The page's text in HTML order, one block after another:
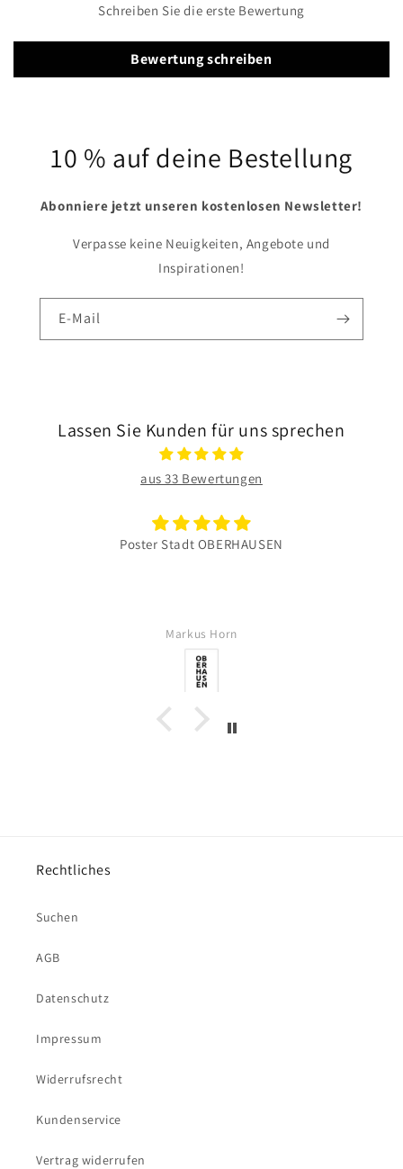
Schreiben Sie die erste Bewertung
Bewertung schreiben
10 % auf deine Bestellung
Abonniere jetzt unseren kostenlosen Newsletter!
Verpasse keine Neuigkeiten, Angebote und
Inspirationen!
E-Mail
Lassen Sie Kunden für uns sprechen
aus 33 Bewertungen
Poster Stadt OBERHAUSEN
Markus Horn
Rechtliches
Suchen
AGB
Datenschutz
Impressum
Widerrufsrecht
Kundenservice
Vertrag widerrufen